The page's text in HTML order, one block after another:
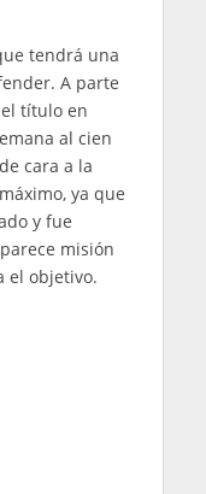
tendrá una
A parte
título en
al cien
cara a la
ya que
y fue
misión
el objetivo.